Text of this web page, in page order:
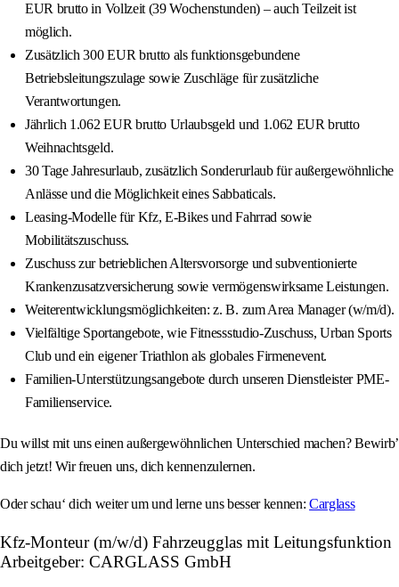
EUR brutto in Vollzeit (39 Wochenstunden) – auch Teilzeit ist
möglich.
Zusätzlich 300 EUR brutto als funktionsgebundene
Betriebsleitungszulage sowie Zuschläge für zusätzliche
Verantwortungen.
Jährlich 1.062 EUR brutto Urlaubsgeld und 1.062 EUR brutto
Weihnachtsgeld.
30 Tage Jahresurlaub, zusätzlich Sonderurlaub für außergewöhnliche
Anlässe und die Möglichkeit eines Sabbaticals.
Leasing-Modelle für Kfz, E-Bikes und Fahrrad sowie
Mobilitätszuschuss.
Zuschuss zur betrieblichen Altersvorsorge und subventionierte
Krankenzusatzversicherung sowie vermögenswirksame Leistungen.
Weiterentwicklungsmöglichkeiten: z. B. zum Area Manager (w/m/d).
Vielfältige Sportangebote, wie Fitnessstudio-Zuschuss, Urban Sports
Club und ein eigener Triathlon als globales Firmenevent.
Familien-Unterstützungsangebote durch unseren Dienstleister PME-
Familienservice.
Du willst mit uns einen außergewöhnlichen Unterschied machen? Bewirb’
dich jetzt! Wir freuen uns, dich kennenzulernen.
Oder schau‘ dich weiter um und lerne uns besser kennen:Carglass
Kfz-Monteur (m/w/d) Fahrzeugglas mit Leitungsfunktion
Arbeitgeber: CARGLASS GmbH